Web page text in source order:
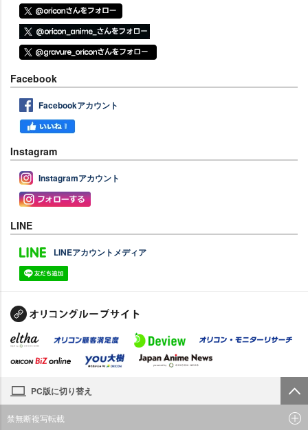
Facebook
Facebookアカウント
Instagram
Instagramアカウント
LINE
LINEアカウントメディア
PC版に切り替え
禁無断複写転載